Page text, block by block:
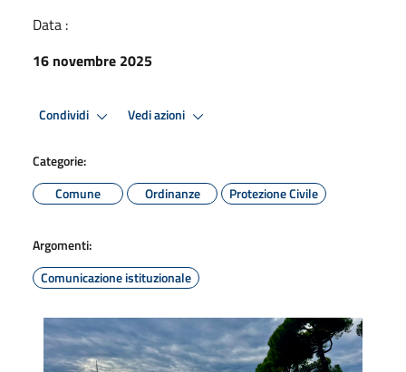
Data :
16 novembre 2025
Condividi Vedi azioni
Categorie:
Comune
Ordinanze Protezione Civile
Argomenti:
Comunicazione istituzionale